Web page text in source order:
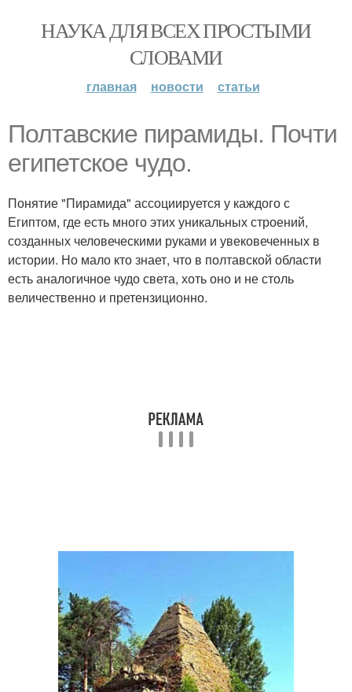
НАУКА ДЛЯ ВСЕХ ПРОСТЫМИ
СЛОВАМИ
главная новости статьи
Полтавские пирамиды. Почти
египетское чудо.
Понятие "Пирамида" ассоциируется у каждого с
Египтом, где есть много этих уникальных строений,
созданных человеческими руками и увековеченных в
истории. Но мало кто знает, что в полтавской области
есть аналогичное чудо света, хоть оно и не столь
величественно и претензиционно.